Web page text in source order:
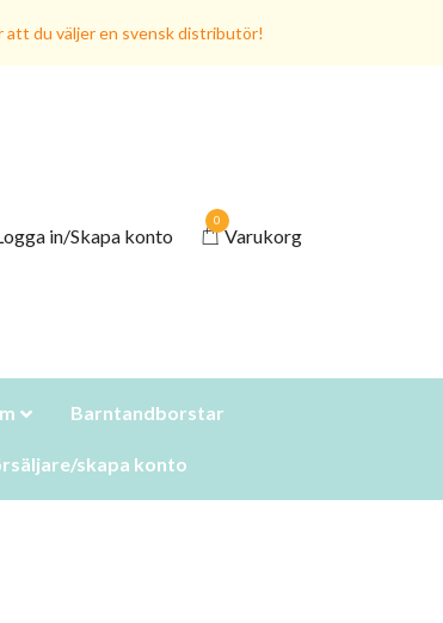
att du väljer en svensk distributör!
in/Skapa konto
0
Varukorg
Barntandborstar
skapa konto